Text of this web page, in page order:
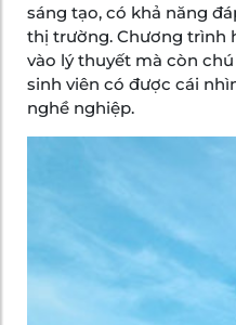
sáng tạo, có khả năng
thị trường. Chương trình
vào lý thuyết mà còn
sinh viên có được cái
nghề nghiệp.